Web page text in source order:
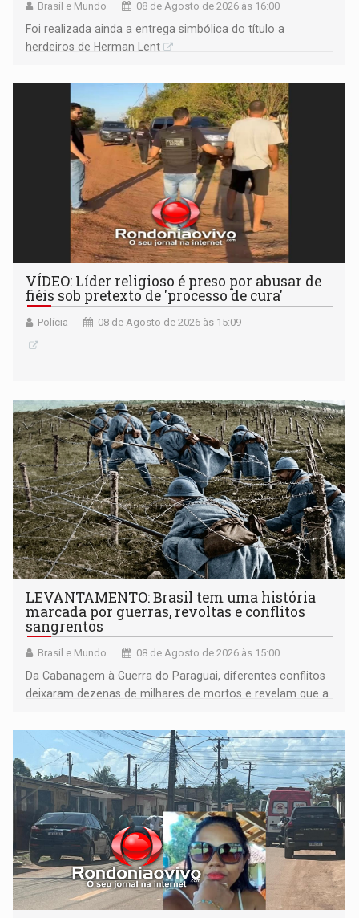
Brasil e Mundo 08 de Agosto de 2026 às 16:00
Foi realizada ainda a entrega simbólica do título a
herdeiros de Herman Lent
VÍDEO: Líder religioso é preso por abusar de
fiéis sob pretexto de 'processo de cura'
Polícia 08 de Agosto de 2026 às 15:09
LEVANTAMENTO: Brasil tem uma história
marcada por guerras, revoltas e conflitos
sangrentos
Brasil e Mundo 08 de Agosto de 2026 às 15:00
Da Cabanagem à Guerra do Paraguai, diferentes conflitos
deixaram dezenas de milhares de mortos e revelam que a
territoriais e sociais